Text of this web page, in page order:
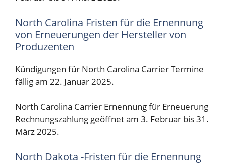
North Carolina Fristen für die Ernennung
von Erneuerungen der Hersteller von
Produzenten
Kündigungen für North Carolina Carrier Termine
fällig am 22. Januar 2025.
North Carolina Carrier Ernennung für Erneuerung
Rechnungszahlung geöffnet am 3. Februar bis 31.
März 2025.
North Dakota -Fristen für die Ernennung